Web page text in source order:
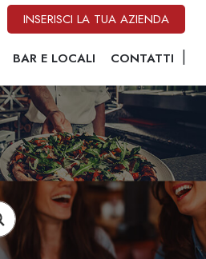
INSERISCI LA TUA AZIENDA
BAR E LOCALI CONTATTI